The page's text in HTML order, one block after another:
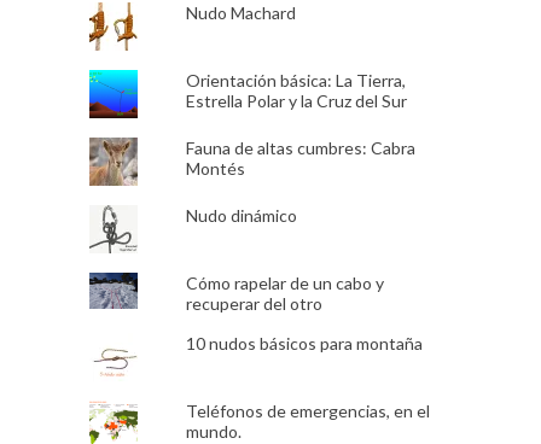
Nudo Machard
Orientación básica: La Tierra,
Estrella Polar y la Cruz del Sur
Fauna de altas cumbres: Cabra
Montés
Nudo dinámico
Cómo rapelar de un cabo y
recuperar del otro
10 nudos básicos para montaña
Teléfonos de emergencias, en el
mundo.